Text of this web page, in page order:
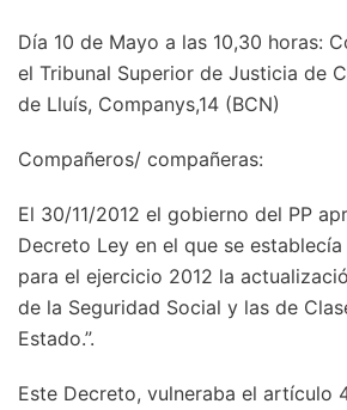
Día 10 de Mayo a las 10,30 horas:
el Tribunal Superior de Justicia de
de Lluís, Companys,14 (BCN)
Compañeros/ compañeras:
El 30/11/2012 el gobierno del PP
Decreto Ley en el que se
para el ejercicio 2012 la
de la Seguridad Social y las de
Estado.”.
Este Decreto, vulneraba el artículo